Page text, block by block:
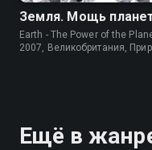
Земля. Мощь
Earth - The Power of the
2007, Великобритания,
Ещё в